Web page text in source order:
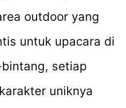
outdoor yang
untuk upacara di
setiap
uniknya